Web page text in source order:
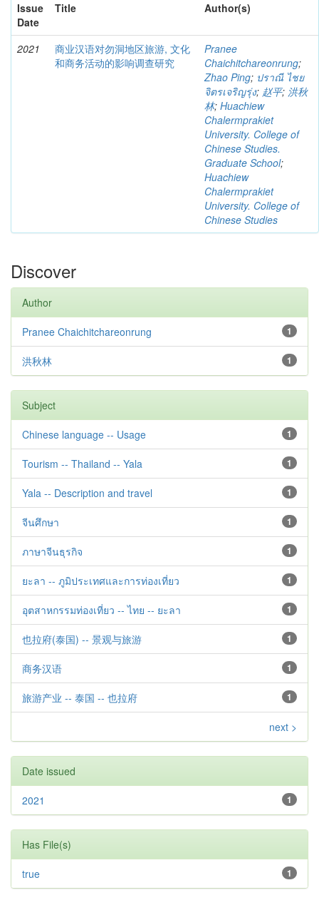
Issue
Date
Title Author(s)
2021
商业汉语对勿洞地区旅游, 文化
和商务活动的影响调查研究
Pranee
Chaichitchareonrung;
Zhao Ping; ปราณี ไชย
จิตรเจริญรุ่ง; 赵平; 洪秋
林; Huachiew
Chalermprakiet
University. College of
Chinese Studies.
Graduate School;
Huachiew
Chalermprakiet
University. College of
Chinese Studies
Discover
Author
1
Pranee Chaichitchareonrung
1
洪秋林
Subject
1
Chinese language -- Usage
1
Tourism -- Thailand -- Yala
1
Yala -- Description and travel
1
จีนศึกษา
1
ภาษาจีนธุรกิจ
1
ยะลา -- ภูมิประเทศและการท่องเที่ยว
1
อุตสาหกรรมท่องเที่ยว -- ไทย -- ยะลา
1
也拉府(泰国) -- 景观与旅游
1
商务汉语
1
旅游产业 -- 泰国 -- 也拉府
next >
Date issued
1
2021
Has File(s)
1
true